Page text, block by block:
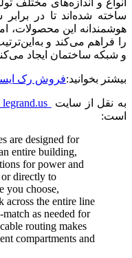
انواع و اندازه‌های مختلف
ساخته شده‌اند تا در
هوشمندانه این محصولات،
را فراهم می‌کند و
و شبکه ساختمان ایجاد
بیشتر بخوانید:فروش رک
به نقل از سایت
است:
are designed for
entire building,
for power and
or directly to
you choose,
across the entire line
as needed for
routing makes
compartments and